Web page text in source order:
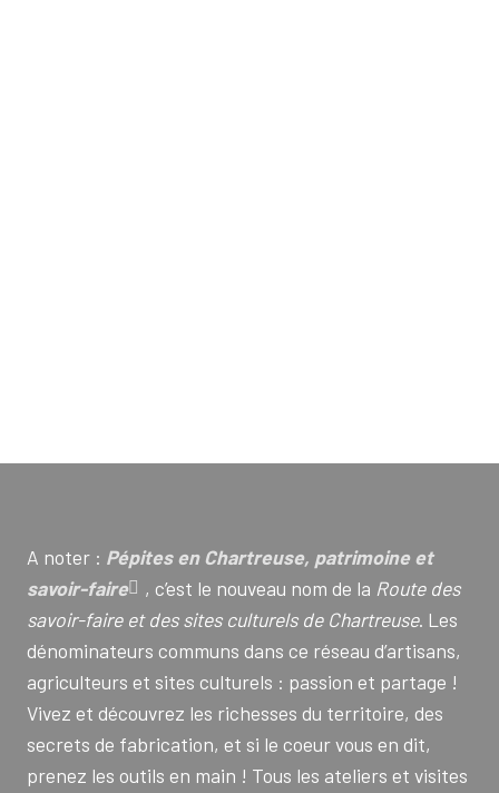
A noter : Pépites en Chartreuse, patrimoine et
savoir-faire
, c’est le nouveau nom de la Route des
savoir-faire et des sites culturels de Chartreuse. Les
dénominateurs communs dans ce réseau d’artisans,
agriculteurs et sites culturels : passion et partage !
Vivez et découvrez les richesses du territoire, des
secrets de fabrication, et si le coeur vous en dit,
prenez les outils en main ! Tous les ateliers et visites